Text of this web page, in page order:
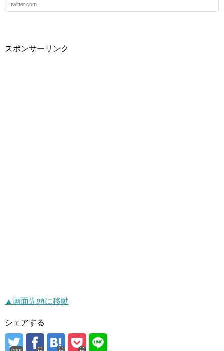
twitter.com
スポンサーリンク
▲画面先頭に移動
シェアする
error